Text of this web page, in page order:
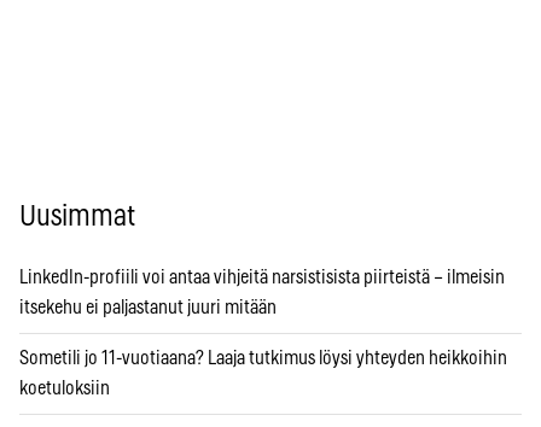
Uusimmat
LinkedIn-profiili voi antaa vihjeitä narsistisista piirteistä – ilmeisin
itsekehu ei paljastanut juuri mitään
Sometili jo 11-vuotiaana? Laaja tutkimus löysi yhteyden heikkoihin
koetuloksiin